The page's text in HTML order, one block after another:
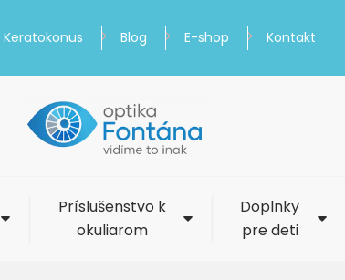
Keratokonus Blog E-shop Kontakt
Príslušenstvo k
okuliarom
Doplnky
pre deti